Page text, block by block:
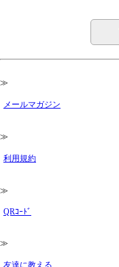
≫
メールマガジン
≫
利用規約
≫
QRｺｰﾄﾞ
≫
友達に教える